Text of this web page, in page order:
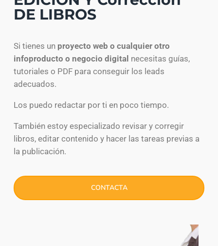
DE LIBROS
Si tienes un proyecto web o cualquier otro
infoproducto o negocio digital necesitas guías,
tutoriales o PDF para conseguir los leads
adecuados.
Los puedo redactar por ti en poco tiempo.
También estoy especializado revisar y corregir
libros, editar contenido y hacer las tareas previas a
la publicación.
CONTACTA